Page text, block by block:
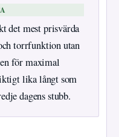
det mest prisvärda
torrfunktion utan
för maximal
lika långt som
dagens stubb.